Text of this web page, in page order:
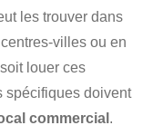
les trouver dans
villes ou en
louer ces
spécifiques doivent
commercial .